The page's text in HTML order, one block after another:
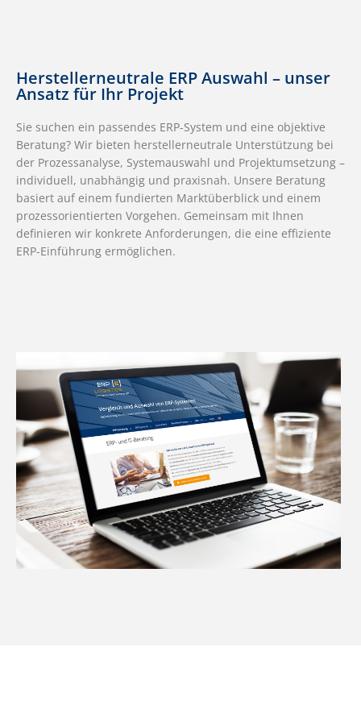
Herstellerneutrale ERP Auswahl – unser
Ansatz für Ihr Projekt
Sie suchen ein passendes ERP-System und eine objektive
Beratung? Wir bieten herstellerneutrale Unterstützung bei
der Prozessanalyse, Systemauswahl und Projektumsetzung –
individuell, unabhängig und praxisnah. Unsere Beratung
basiert auf einem fundierten Marktüberblick und einem
prozessorientierten Vorgehen. Gemeinsam mit Ihnen
definieren wir konkrete Anforderungen, die eine effiziente
ERP-Einführung ermöglichen.